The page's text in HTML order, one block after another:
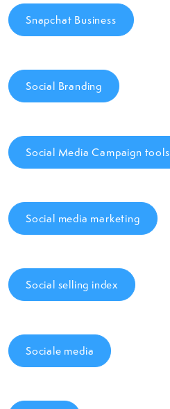
Snapchat Business
Social Branding
Social Media Campaign tools
Social media marketing
Social selling index
Sociale media